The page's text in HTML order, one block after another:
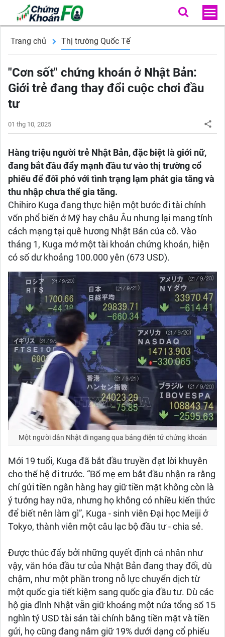
Trang chủ Thị trường Quốc Tế
"Cơn sốt" chứng khoán ở Nhật Bản:
Giới trẻ đang thay đổi cuộc chơi đầu
tư
01 thg 10, 2025
Hàng triệu người trẻ Nhật Bản, đặc biệt là giới nữ,
đang bắt đầu đẩy mạnh đầu tư vào thị trường cổ
phiếu để đối phó với tình trạng lạm phát gia tăng và
thu nhập chưa thể gia tăng.
Chihiro Kuga đang thực hiện một bước đi tài chính
vốn phổ biến ở Mỹ hay châu Âu nhưng lại mang tính
cách mạng tại quê hương Nhật Bản của cô. Vào
tháng 1, Kuga mở một tài khoản chứng khoán, hiện
có số dư khoảng 100.000 yên (673 USD).
Một người dân Nhật đi ngang qua bảng điện tử chứng khoán
Mới 19 tuổi, Kuga đã bắt đầu truyền đạt lời khuyên
cho thế hệ đi trước. “Bố mẹ em bắt đầu nhận ra rằng
chỉ gửi tiền ngân hàng hay giữ tiền mặt không còn là
ý tưởng hay nữa, nhưng họ không có nhiều kiến thức
để biết nên làm gì”, Kuga - sinh viên Đại học Meiji ở
Tokyo, thành viên một câu lạc bộ đầu tư - chia sẻ.
Được thúc đẩy bởi những quyết định cá nhân như
vậy, văn hóa đầu tư của Nhật Bản đang thay đổi, dù
chậm, như một phần trong nỗ lực chuyển dịch từ
một quốc gia tiết kiệm sang quốc gia đầu tư. Dù các
hộ gia đình Nhật vẫn giữ khoảng một nửa tổng số 15
nghìn tỷ USD tài sản tài chính bằng tiền mặt và tiền
gửi, họ cũng đang nắm giữ 19% dưới dạng cổ phiếu